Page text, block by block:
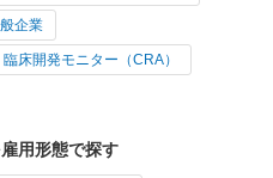
企業
臨床開発モニター（CRA）
用形態で探す